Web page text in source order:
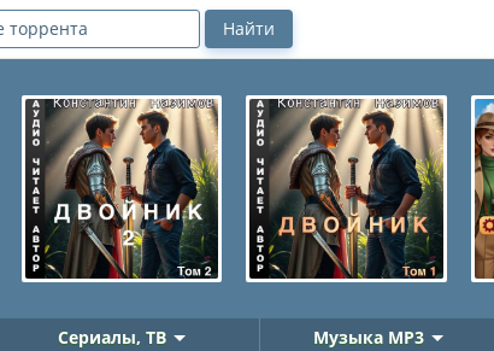
Сериалы, ТВ Музыка MP3